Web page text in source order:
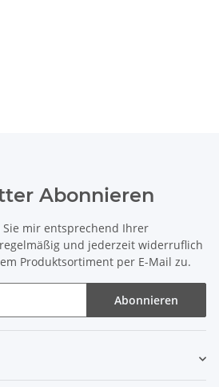
Abonnieren
Sie mir entsprechend Ihrer
regelmäßig und jederzeit widerruflich
Produktsortiment per E-Mail zu.
Abonnieren